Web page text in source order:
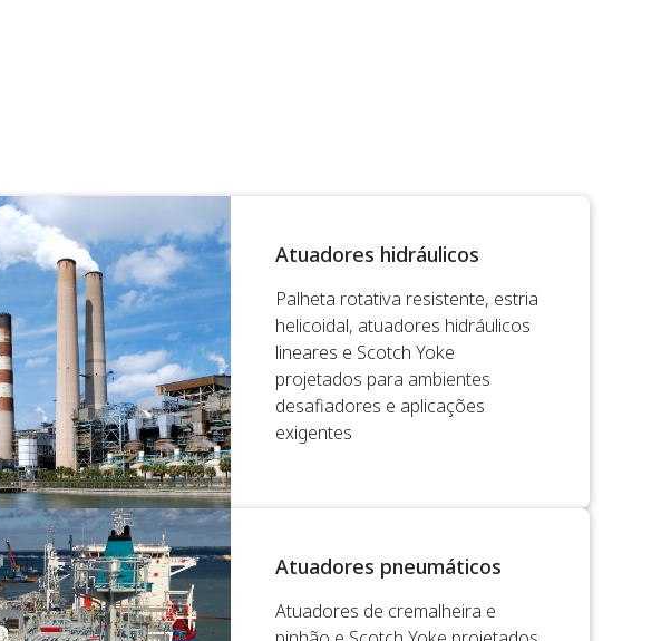
Atuadores hidráulicos
Palheta rotativa resistente, estria
helicoidal, atuadores hidráulicos
lineares e Scotch Yoke
projetados para ambientes
desafiadores e aplicações
exigentes
Atuadores pneumáticos
Atuadores de cremalheira e